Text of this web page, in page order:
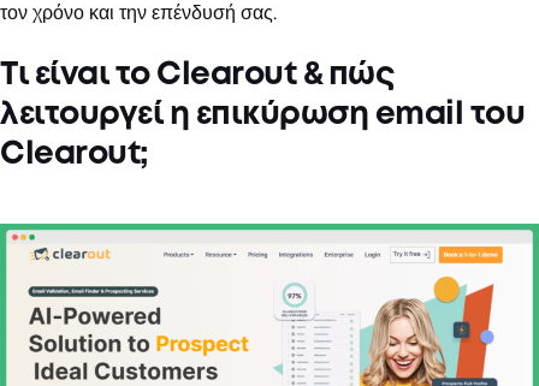
τον χρόνο και την επένδυσή σας.
Τι είναι το Clearout & πώς
λειτουργεί η επικύρωση email του
Clearout;